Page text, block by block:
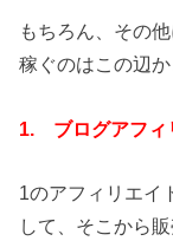
もちろん、その
稼ぐのはこの辺か
1. ブログアフィ
1のアフィリエイ
して、そこから